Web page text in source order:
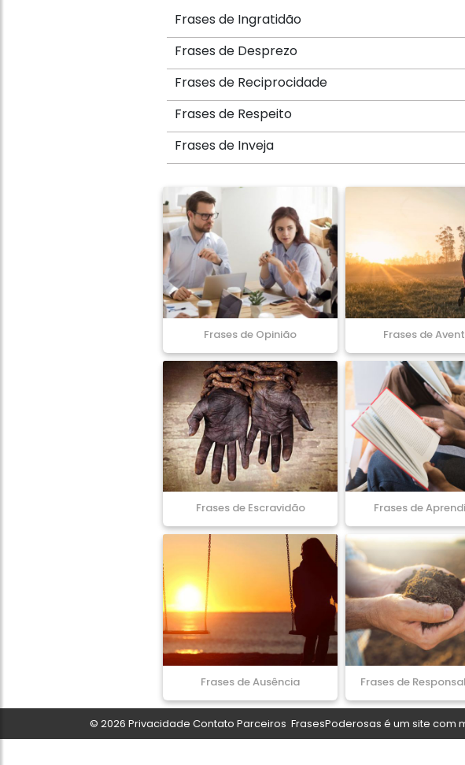
Frases de Ingratidão
Frases de Desprezo
Frases de Reciprocidade
Frases de Respeito
Frases de Inveja
Frases de Opinião Frases de
Frases de Escravidão Frases de
Frases de Ausência Frases de
© 2026 Privacidade Contato Parceiros FrasesPoderosas é um site com